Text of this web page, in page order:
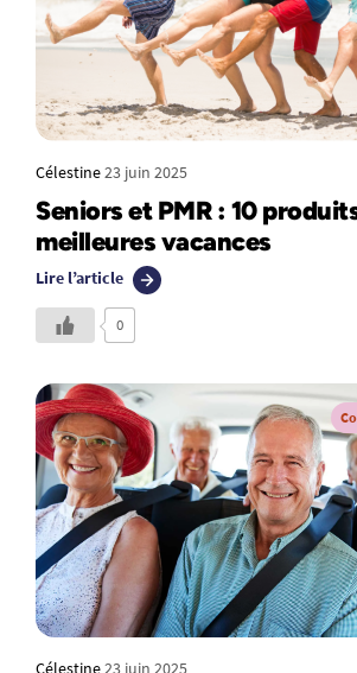
Célestine23 juin 2025
Seniors et PMR : 10
meilleures vacances
Lire l’article
0
Célestine23 juin 2025